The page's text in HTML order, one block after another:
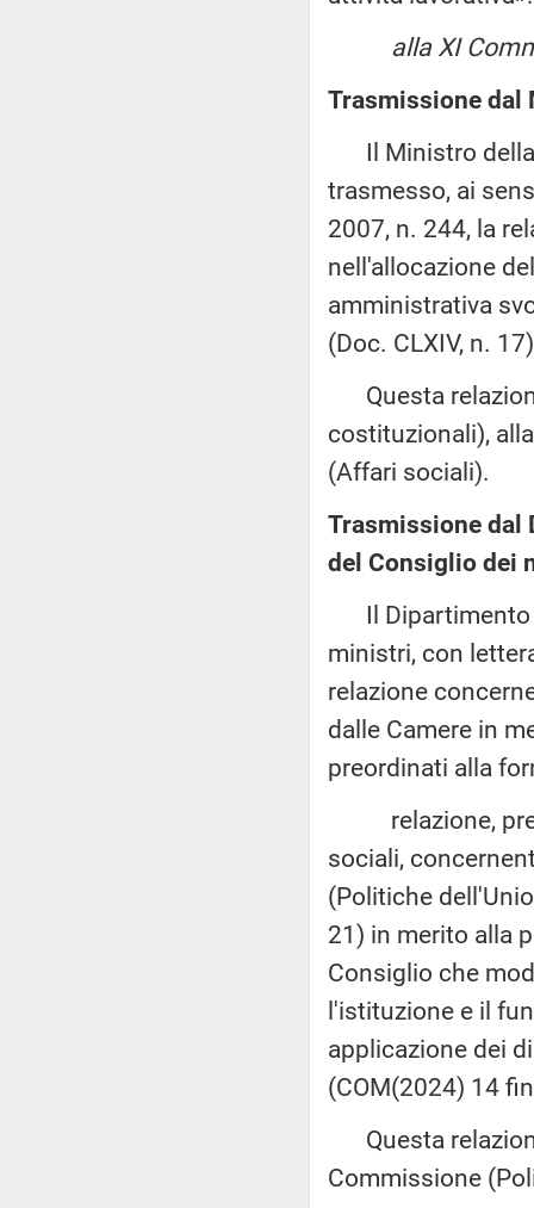
alla XI
Trasmissione dal
Il Ministro della
trasmesso, ai
2007, n. 244, la
nell'allocazione
amministrativa
(Doc. CLXIV, n.
Questa
costituzionali),
(Affari sociali).
Trasmissione dal
del Consiglio dei
Il Dipartimento
ministri, con
relazione
dalle Camere in
preordinati alla
relazione,
sociali,
(Politiche
21) in merito alla
Consiglio che
l'istituzione e il
applicazione dei
(COM(2024) 14
Questa
Commissione